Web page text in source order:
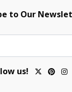
to Our
us!